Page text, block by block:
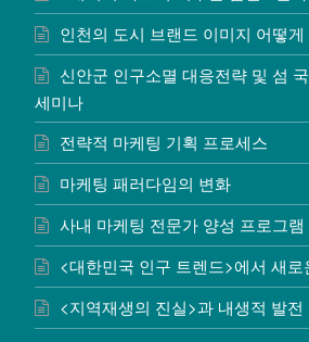
인천의 도시 브랜드 이미지 어떻
신안군 인구소멸 대응전략 및 섬
세미나
전략적 마케팅 기획 프로세스
마케팅 패러다임의 변화
사내 마케팅 전문가 양성 프로그램
<대한민국 인구 트렌드>에서 새
<지역재생의 진실>과 내생적 발전